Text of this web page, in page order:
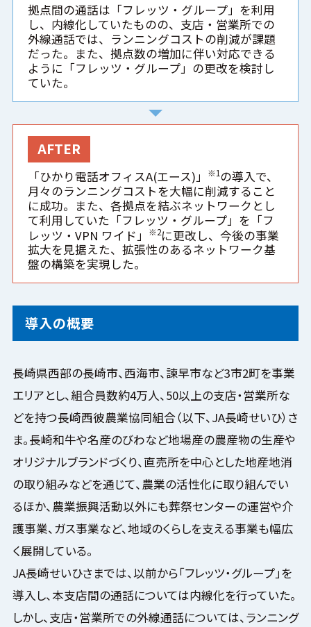
拠点間の通話は「フレッツ・グループ」を利用
し、内線化していたものの、支店・営業所での
外線通話では、ランニングコストの削減が課題
だった。また、拠点数の増加に伴い対応できる
ように「フレッツ・グループ」の更改を検討し
ていた。
AFTER
「ひかり電話オフィスA(エース)」 ※1の導入で、
月々のランニングコストを大幅に削減すること
に成功。また、各拠点を結ぶネットワークとし
て利用していた「フレッツ・グループ」を「フ
レッツ・VPN ワイド」
※2に更改し、今後の事業
拡大を見据えた、拡張性のあるネットワーク基
盤の構築を実現した。
導入の概要
長崎県西部の長崎市、西海市、諫早市など3市2町を事業
エリアとし、組合員数約4万人、50以上の支店・営業所な
どを持つ長崎西彼農業協同組合（以下、JA長崎せいひ）さ
ま。長崎和牛や名産のびわなど地場産の農産物の生産や
オリジナルブランドづくり、直売所を中心とした地産地消
の取り組みなどを通じて、農業の活性化に取り組んでい
るほか、農業振興活動以外にも葬祭センターの運営や介
護事業、ガス事業など、地域のくらしを支える事業も幅広
く展開している。
JA長崎せいひさまでは、以前から「フレッツ・グループ」を
導入し、本支店間の通話については内線化を行っていた。
しかし、支店・営業所での外線通話については、ランニング